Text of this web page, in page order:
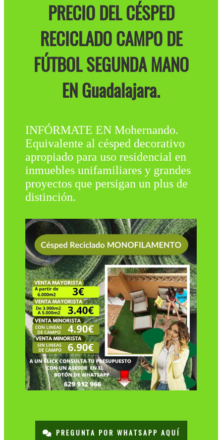
PRECIO DEL CÉSPED
RECICLADO CAMPO DE
FÚTBOL SEGUNDA MANO
EN Guadalajara.
INFÓRMATE EN Mohernando.
Equivalente al césped decorativo
apropiado para uso residencial en
inmuebles unifamiliares y grandes
proyectos que persigan un plus de
distinción.
PREGUNTA POR WHATSAPP AQUÍ